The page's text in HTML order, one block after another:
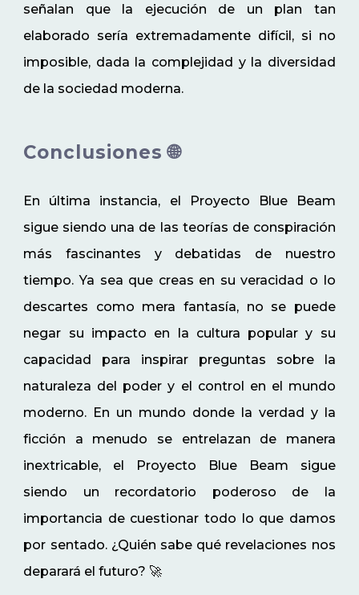
señalan que la ejecución de un plan tan
elaborado sería extremadamente difícil, si no
imposible, dada la complejidad y la diversidad
de la sociedad moderna.
Conclusiones 🌐
En última instancia, el Proyecto Blue Beam
sigue siendo una de las teorías de conspiración
más fascinantes y debatidas de nuestro
tiempo. Ya sea que creas en su veracidad o lo
descartes como mera fantasía, no se puede
negar su impacto en la cultura popular y su
capacidad para inspirar preguntas sobre la
naturaleza del poder y el control en el mundo
moderno. En un mundo donde la verdad y la
ficción a menudo se entrelazan de manera
inextricable, el Proyecto Blue Beam sigue
siendo un recordatorio poderoso de la
importancia de cuestionar todo lo que damos
por sentado. ¿Quién sabe qué revelaciones nos
deparará el futuro? 🚀